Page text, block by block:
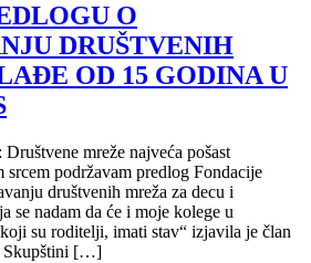
O
DRUŠTVENIH
OD 15 GODINA U
mreže najveća pošast
srcem podržavam predlog Fondacije
društvenih mreža za decu i
se nadam da će i moje kolege u
su roditelji, imati stav“ izjavila je član
Skupštini […]